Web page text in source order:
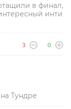
в финал,
инти
3 0
Тундре